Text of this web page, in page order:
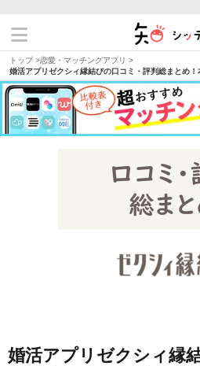
トップ>恋愛・マッチングアプリ >
婚活アプリゼクシィ縁結びの口コミ・評判総まとめ
婚活アプリゼクシィ縁